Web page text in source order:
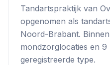
Tandartspraktijk van
opgenomen als
Noord-Brabant. Binnen
mondzorglocaties en 9
geregistreerde type.